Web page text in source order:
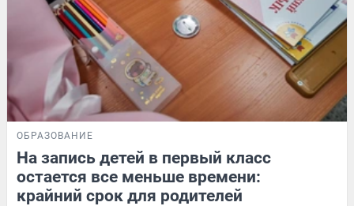
ОБРАЗОВАНИЕ
На запись детей в первый класс
остается все меньше времени:
крайний срок для родителей